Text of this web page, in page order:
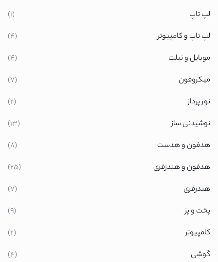
لپ تاپ
(1)
لپ تاپ و کامپیوتر
(4)
موبایل و تبلت
(4)
میکروفون
(7)
نور پرداز
(2)
نوشیدنی ساز
(13)
هدفون و هدست
(8)
هدفون و هندزفری
(25)
هندزفری
(7)
پخت و پز
(9)
کامپیوتر
(2)
گوشی
(4)